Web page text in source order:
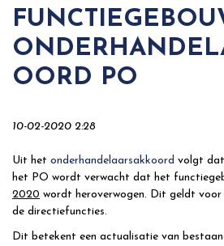
OORD PO
10-02-2020 2:28
Uit het onderhandelaarsakkoord volgt dat
het PO wordt verwacht dat het
2020 wordt heroverwogen. Dit geldt
de directiefuncties.
Dit betekent een actualisatie van